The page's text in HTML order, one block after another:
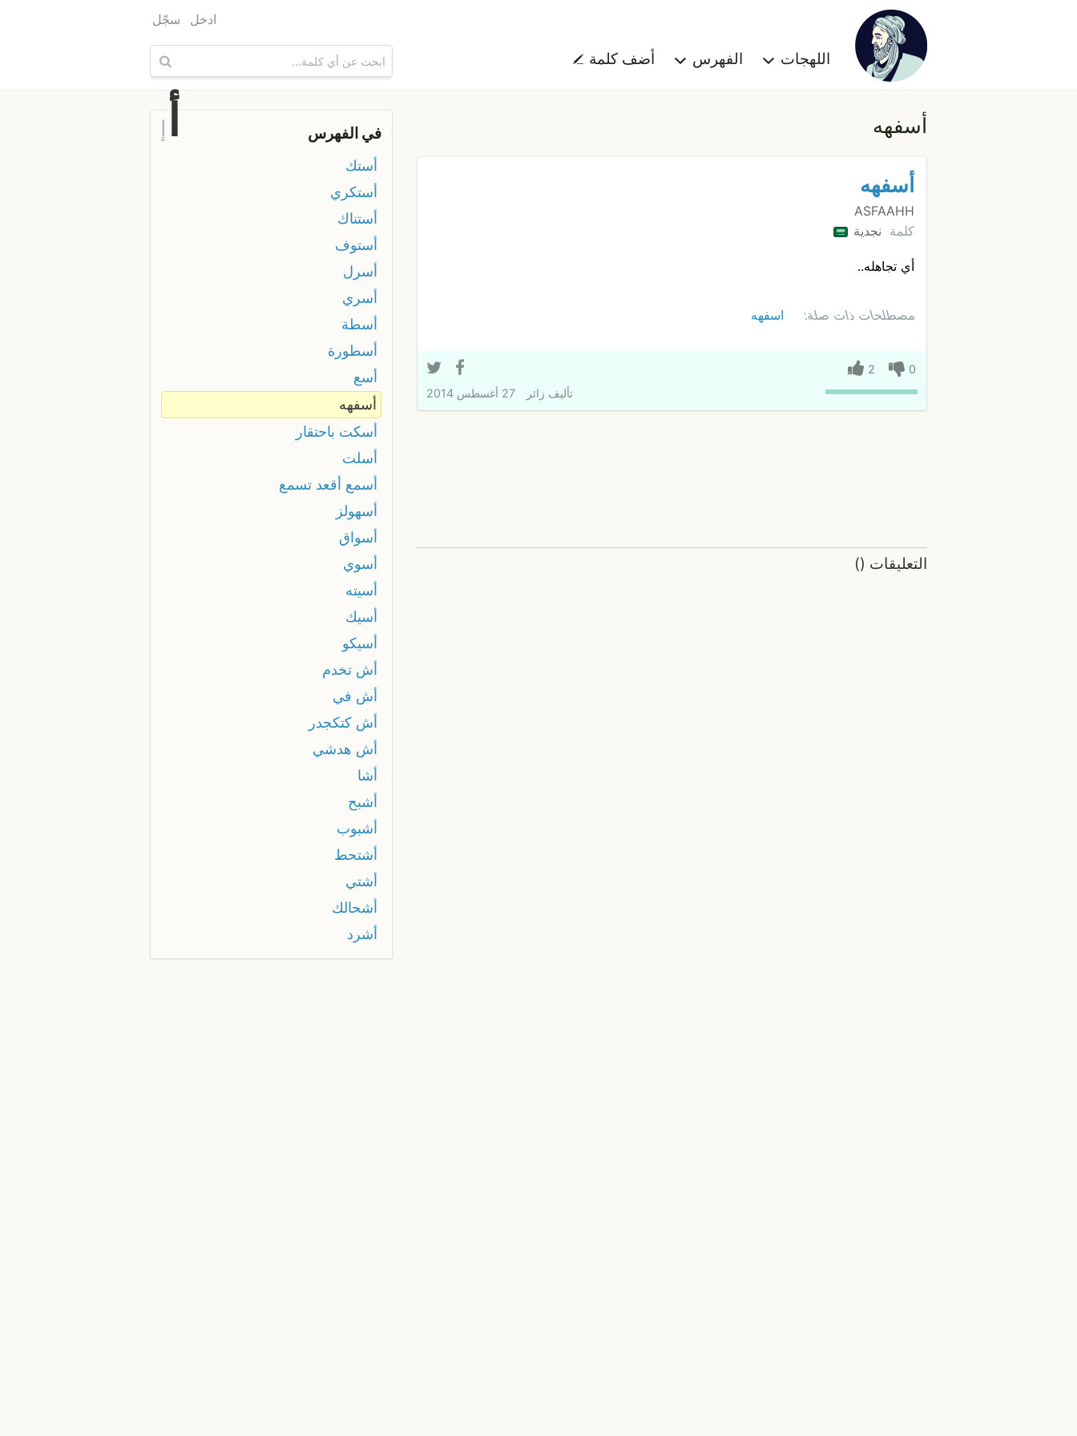
اللهجات الفهرس أضف كلمة
ادخل سجّل
أسفهه
أسفهه
ASFAAHH
كلمة نجدية
أي تجاهله..
مصطلحات ذات صلة: اسفهه
0
2
تأليف زائر 27 أغسطس 2014
التعليقات (
)
في الفهرس إ
أستك
أستكري
أستناك
أستوف
أسرل
أسري
أسطة
أسطورة
أسع
أسفهه
أسكت باحتقار
أسلت
أسمع أقعد تسمع
أسهولز
أسواق
أسوي
أسيته
أسيك
أسيكو
أش تخدم
أش في
أش كتكجدر
أش هدشي
أشا
أشبح
أشبوب
أشتحط
أشتي
أشحالك
أشرد